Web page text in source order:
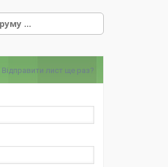
Відправити лист ще раз?